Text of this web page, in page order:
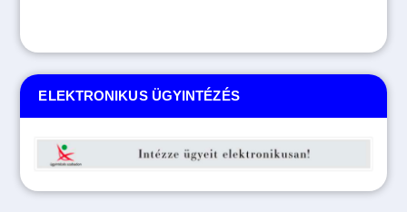
ELEKTRONIKUS ÜGYINTÉZÉS